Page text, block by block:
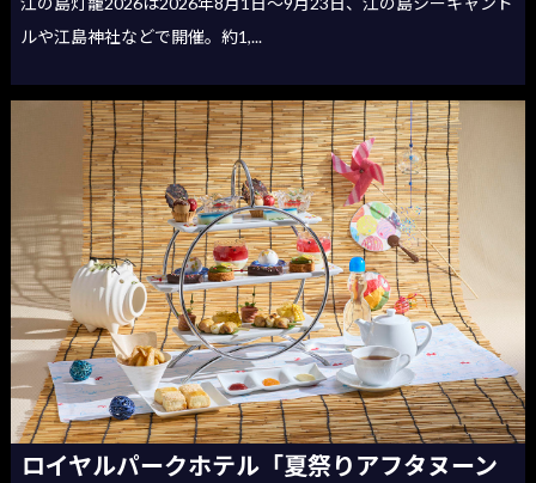
ルや江島神社などで開催。約1,...
ロイヤルパークホテル「夏祭りアフタヌーン